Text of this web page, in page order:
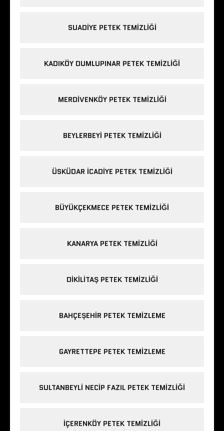
SUADIYE PETEK TEMIZLIĞI
KADIKÖY DUMLUPINAR PETEK TEMIZLIĞI
MERDIVENKÖY PETEK TEMIZLIĞI
BEYLERBEYI PETEK TEMIZLIĞI
ÜSKÜDAR ICADIYE PETEK TEMIZLIĞI
BÜYÜKÇEKMECE PETEK TEMIZLIĞI
KANARYA PETEK TEMIZLIĞI
DIKILITAŞ PETEK TEMIZLIĞI
BAHÇEŞEHIR PETEK TEMIZLEME
GAYRETTEPE PETEK TEMIZLEME
SULTANBEYLI NECIP FAZIL PETEK TEMIZLIĞI
IÇERENKÖY PETEK TEMIZLIĞI